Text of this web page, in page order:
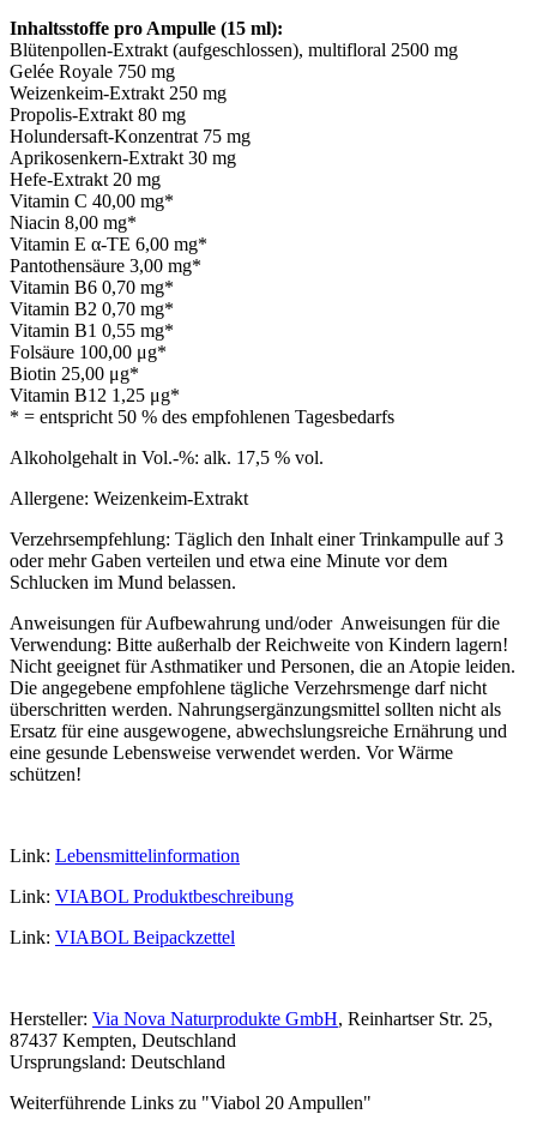
Inhaltsstoffe pro Ampulle (15 ml):
Blütenpollen-Extrakt (aufgeschlossen), multifloral 2500 mg
Gelée Royale 750 mg
Weizenkeim-Extrakt 250 mg
Propolis-Extrakt 80 mg
Holundersaft-Konzentrat 75 mg
Aprikosenkern-Extrakt 30 mg
Hefe-Extrakt 20 mg
Vitamin C 40,00 mg*
Niacin 8,00 mg*
Vitamin E α-TE 6,00 mg*
Pantothensäure 3,00 mg*
Vitamin B6 0,70 mg*
Vitamin B2 0,70 mg*
Vitamin B1 0,55 mg*
Folsäure 100,00 μg*
Biotin 25,00 μg*
Vitamin B12 1,25 μg*
* = entspricht 50 % des empfohlenen Tagesbedarfs
Alkoholgehalt in Vol.-%: alk. 17,5 % vol.
Allergene: Weizenkeim-Extrakt
Verzehrsempfehlung: Täglich den Inhalt einer Trinkampulle auf 3
oder mehr Gaben verteilen und etwa eine Minute vor dem
Schlucken im Mund belassen.
Anweisungen für Aufbewahrung und/oder Anweisungen für die
Verwendung: Bitte außerhalb der Reichweite von Kindern lagern!
Nicht geeignet für Asthmatiker und Personen, die an Atopie leiden.
Die angegebene empfohlene tägliche Verzehrsmenge darf nicht
überschritten werden. Nahrungsergänzungsmittel sollten nicht als
Ersatz für eine ausgewogene, abwechslungsreiche Ernährung und
eine gesunde Lebensweise verwendet werden. Vor Wärme
schützen!
Link: Lebensmittelinformation
Link: VIABOL Produktbeschreibung
Link: VIABOL Beipackzettel
Hersteller: Via Nova Naturprodukte GmbH, Reinhartser Str. 25,
87437 Kempten, Deutschland
Ursprungsland: Deutschland
Weiterführende Links zu "Viabol 20 Ampullen"